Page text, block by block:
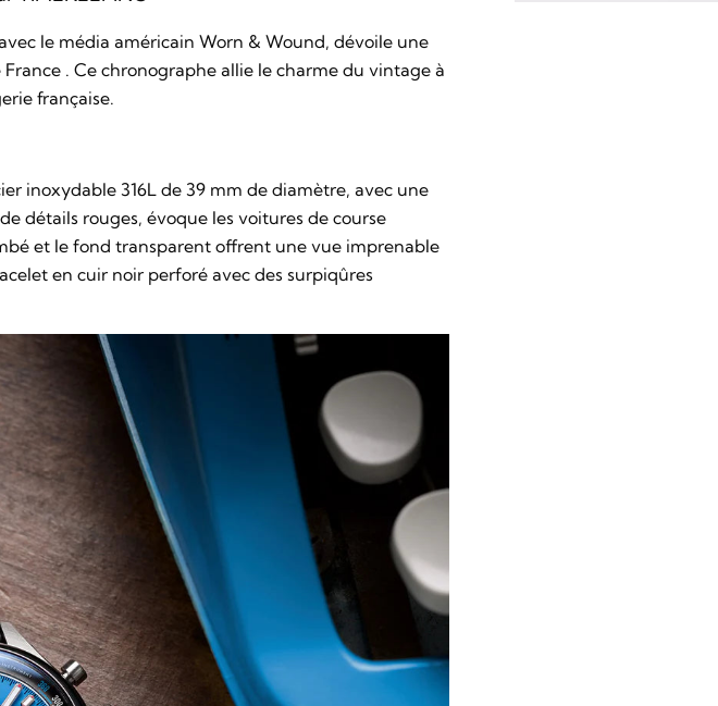
le média américain Worn & Wound, dévoile une
. Ce chronographe allie le charme du vintage à
française.
inoxydable 316L de 39 mm de diamètre, avec une
détails rouges, évoque les voitures de course
et le fond transparent offrent une vue imprenable
en cuir noir perforé avec des surpiqûres